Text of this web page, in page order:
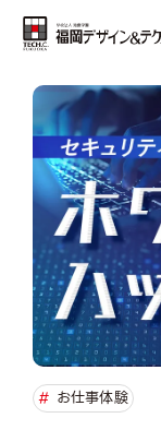
# お仕事体験